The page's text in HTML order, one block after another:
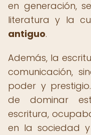
en generación,
literatura y la
antiguo.
Además, la
comunicación,
poder y
de dominar
escritura,
en la sociedad